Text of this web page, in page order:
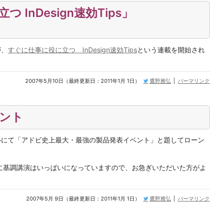
つ InDesign速効Tips」
すぐに仕事に役に立つ InDesign速効Tipsという連載を開始され
2007年5月10日（最終更新日：2011年1月 1日） 鷹野雅弘 パーマリンク
ト
て「アドビ史上最大・最強の製品発表イベント」と題してローン
基調講演はいっぱいになっていますので、お急ぎいただいた方がよ
2007年5月 9日（最終更新日：2011年1月 1日） 鷹野雅弘 パーマリンク